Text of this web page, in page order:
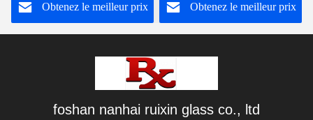
Obtenez le meilleur prix
Obtenez le meilleur prix
foshan nanhai ruixin glass co., ltd